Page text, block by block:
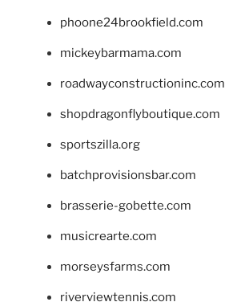
phoone24brookfield.com
mickeybarmama.com
roadwayconstructioninc.com
shopdragonflyboutique.com
sportszilla.org
batchprovisionsbar.com
brasserie-gobette.com
musicrearte.com
morseysfarms.com
riverviewtennis.com